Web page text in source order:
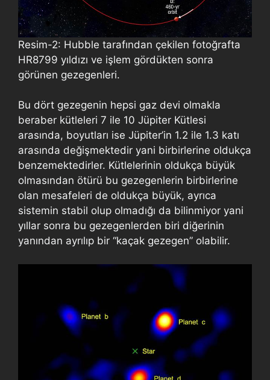
Resim-2: Hubble tarafından çekilen fotoğrafta
HR8799 yıldızı ve işlem gördükten sonra
görünen gezegenleri.
Bu dört gezegenin hepsi gaz devi olmakla
beraber kütleleri 7 ile 10 Jüpiter Kütlesi
arasında, boyutları ise Jüpiter’in 1.2 ile 1.3 katı
arasında değişmektedir yani birbirlerine oldukça
benzemektedirler. Kütlelerinin oldukça büyük
olmasından ötürü bu gezegenlerin birbirlerine
olan mesafeleri de oldukça büyük, ayrıca
sistemin stabil olup olmadığı da bilinmiyor yani
yıllar sonra bu gezegenlerden biri diğerinin
yanından ayrılıp bir “kaçak gezegen” olabilir.